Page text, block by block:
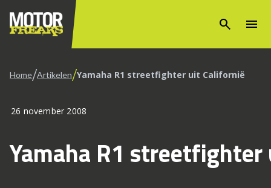
search menu
Home/Artikelen/Yamaha R1 streetfighter uit Californië
26 november 2008
Yamaha R1